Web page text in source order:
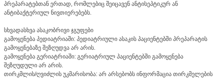
პრეპარატებთან ერთად, რომლებიც შეიცავენ ანტისეპტიკურ ან
ანტიბაქტერიულ ნივთიერებებს.
სხვადასხვა ასაკობრივი ჯგუფები
გამოყენება პედიატრიაში: პედიატრიული ასაკის პაციენტებში პრეპარატის
გამოყენებაზე შეზღუდვა არ არის.
გამოყენება გერიატრიაში: გერიატრიულ პაციენტებში გამოყენება
შეზღუდული არ არის.
თირკმლის/ღვიძლის უკმარისობა: არ არსებობს ინფორმაცია თირკმელების